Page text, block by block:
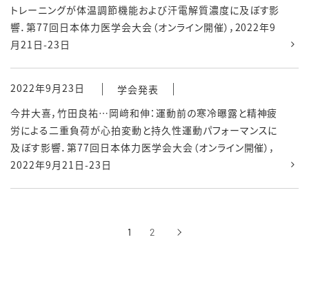
トレーニングが体温調節機能および汗電解質濃度に及ぼす影
響．第77回日本体力医学会大会（オンライン開催），2022年9
月21日-23日
2022年9月23日
学会発表
今井大喜，竹田良祐…岡﨑和伸：運動前の寒冷曝露と精神疲
労による二重負荷が心拍変動と持久性運動パフォーマンスに
及ぼす影響．第77回日本体力医学会大会（オンライン開催），
2022年9月21日-23日
1 2 ›次へ